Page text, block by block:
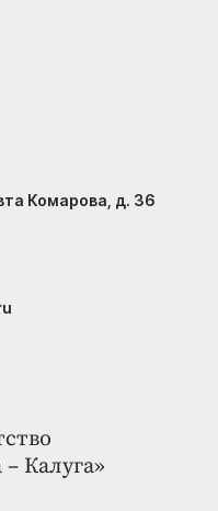
Калуга»
Комарова, д. 36